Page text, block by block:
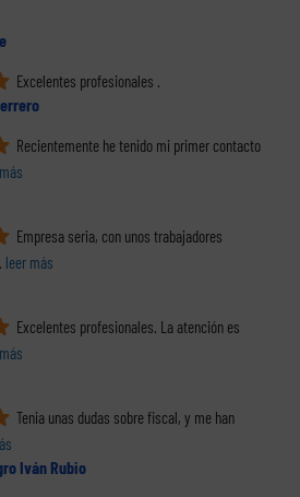
Excelentes profesionales .
Recientemente he tenido mi primer contacto
Empresa seria, con unos trabajadores
leer más
Excelentes profesionales. La atención es
Tenia unas dudas sobre fiscal, y me han
Iván Rubio